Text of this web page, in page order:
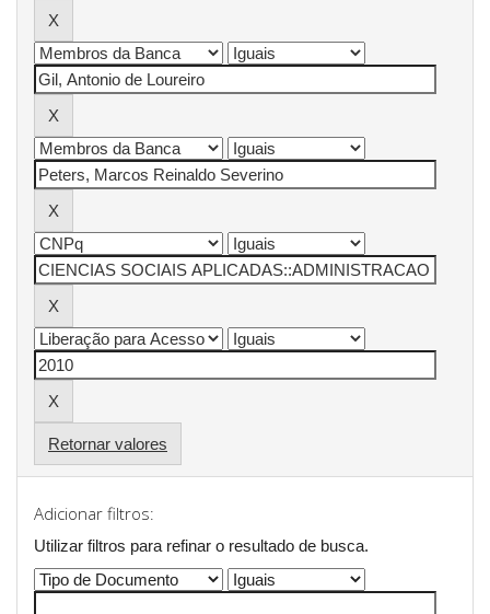
Retornar valores
Adicionar filtros:
Utilizar filtros para refinar o resultado de busca.